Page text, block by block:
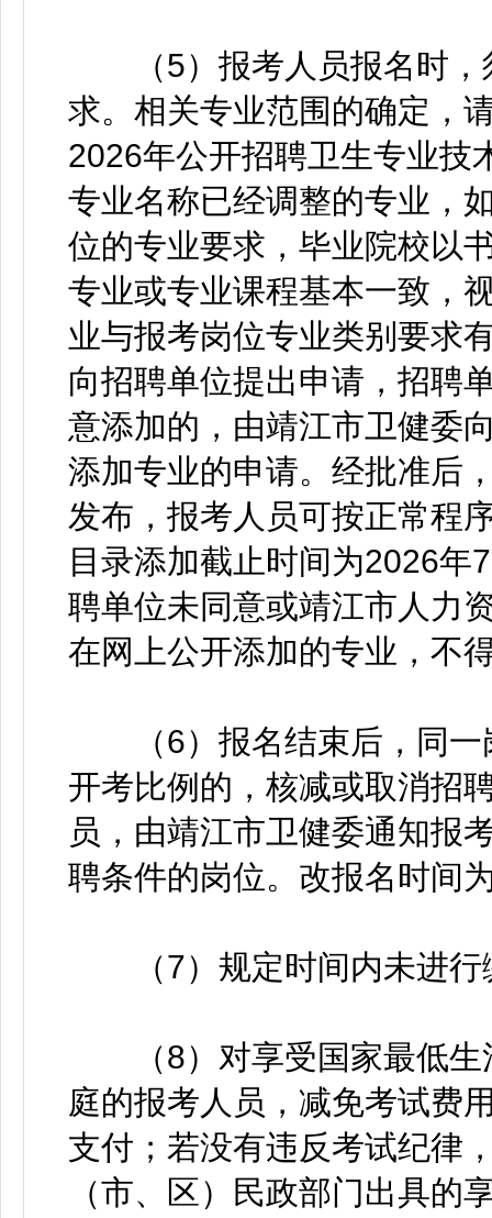
（5）报考人员报名时，
求。相关专业范围的确定，
2026年公开招聘卫生专业技
专业名称已经调整的专业，
位的专业要求，毕业院校以
专业或专业课程基本一致，
业与报考岗位专业类别要求
向招聘单位提出申请，招聘
意添加的，由靖江市卫健委
添加专业的申请。经批准后
发布，报考人员可按正常程
目录添加截止时间为2026年
聘单位未同意或靖江市人力
在网上公开添加的专业，不
（6）报名结束后，同一
开考比例的，核减或取消招
员，由靖江市卫健委通知报
聘条件的岗位。改报名时间
（7）规定时间内未进行
（8）对享受国家最低生
庭的报考人员，减免考试费
支付；若没有违反考试纪律
（市、区）民政部门出具的